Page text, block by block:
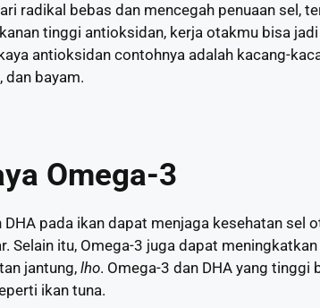
radikal bebas dan mencegah penuaan sel,
tinggi antioksidan, kerja otakmu bisa
antioksidan contohnya adalah kacang-
dan bayam.
Omega-3
pada ikan dapat menjaga kesehatan sel
Selain itu, Omega-3 juga dapat
jantung, lho. Omega-3 dan DHA yang
ikan tuna.